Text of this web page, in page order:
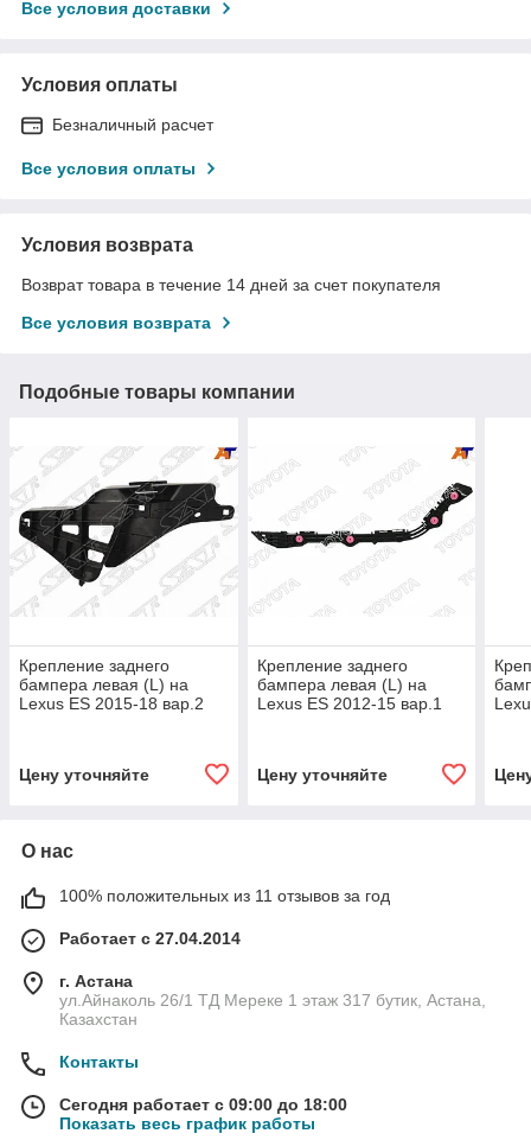
Все условия доставки
Условия оплаты
Безналичный расчет
Все условия оплаты
Условия возврата
Возврат товара в течение 14 дней за счет покупателя
Все условия возврата
Подобные товары компании
Крепление заднего
бампера левая (L) на
Lexus ES 2015-18 вар.2
Цену уточняйте
Крепление заднего
бампера левая (L) на
Lexus ES 2012-15 вар.1
Цену уточняйте
О нас
100% положительных из 11 отзывов за год
Работает с 27.04.2014
г. Астана
ул.Айнаколь 26/1 ТД Мереке 1 этаж 317 бутик, Астана,
Казахстан
Контакты
Сегодня работает с 09:00 до 18:00
Показать весь график работы